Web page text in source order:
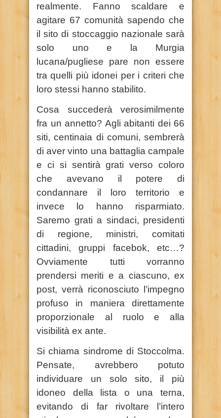
realmente. Fanno scaldare e
agitare 67 comunità sapendo che
il sito di stoccaggio nazionale sarà
solo uno e la Murgia
lucana/pugliese pare non essere
tra quelli più idonei per i criteri che
loro stessi hanno stabilito.
Cosa succederà verosimilmente
fra un annetto? Agli abitanti dei 66
siti, centinaia di comuni, sembrerà
di aver vinto una battaglia campale
e ci si sentirà grati verso coloro
che avevano il potere di
condannare il loro territorio e
invece lo hanno risparmiato.
Saremo grati a sindaci, presidenti
di regione, ministri, comitati
cittadini, gruppi facebok, etc…?
Ovviamente tutti vorranno
prendersi meriti e a ciascuno, ex
post, verrà riconosciuto l’impegno
profuso in maniera direttamente
proporzionale al ruolo e alla
visibilità ex ante.
Si chiama sindrome di Stoccolma.
Pensate, avrebbero potuto
individuare un solo sito, il più
idoneo della lista o una terna,
evitando di far rivoltare l’intero